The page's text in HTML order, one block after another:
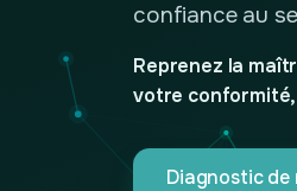
confiance au
Reprenez la
votre
Diagnostic de